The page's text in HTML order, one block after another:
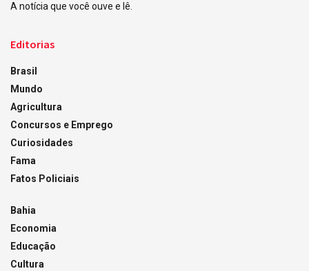
A notícia que você ouve e lê.
Editorias
Brasil
Mundo
Agricultura
Concursos e Emprego
Curiosidades
Fama
Fatos Policiais
Bahia
Economia
Educação
Cultura